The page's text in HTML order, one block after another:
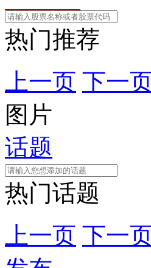
热门推荐
上一页 下一
图片
话题
热门话题
上一页 下一